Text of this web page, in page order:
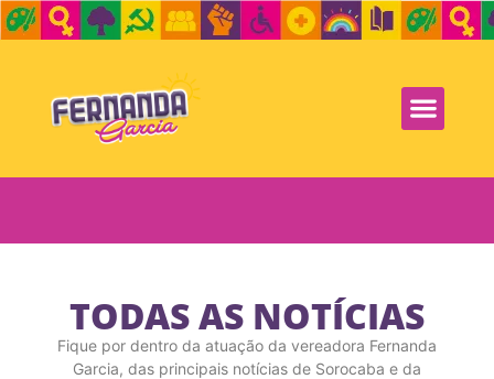
TODAS AS NOTÍCIAS
Fique por dentro da atuação da vereadora Fernanda
Garcia, das principais notícias de Sorocaba e da